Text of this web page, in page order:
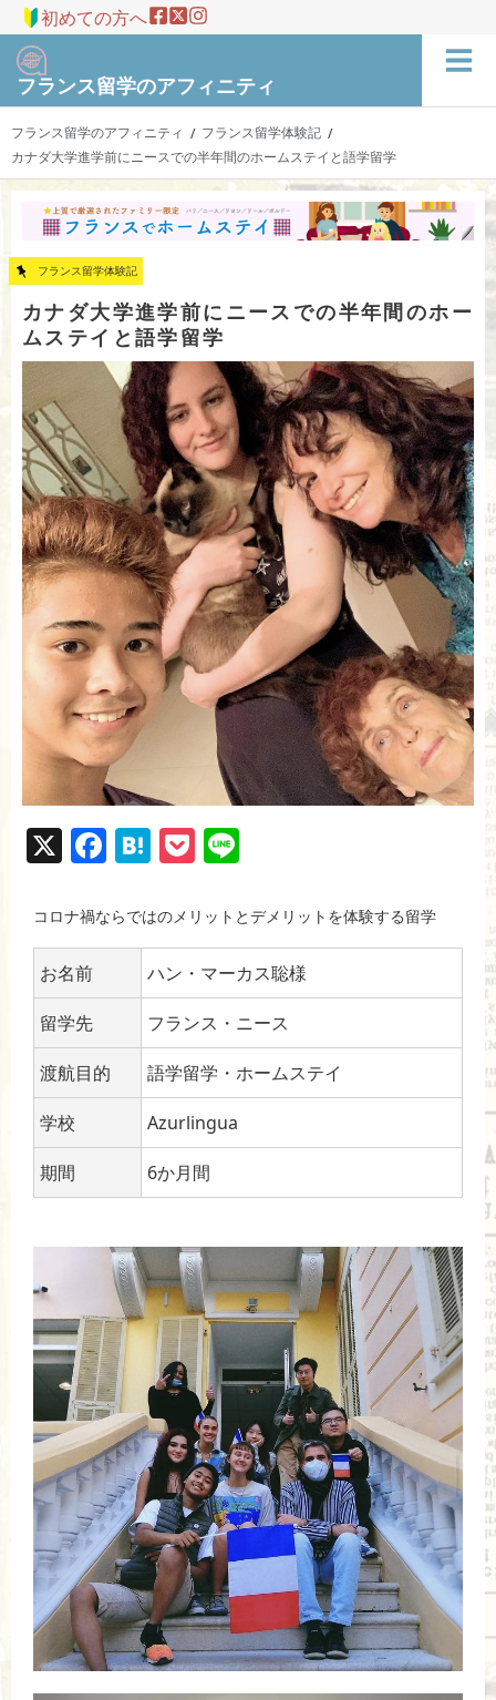
初めての方へ
フランス留学のアフィニティ
フランス留学のアフィニティ / フランス留学体験記 /
カナダ大学進学前にニースでの半年間のホームステイと語学留学
フランス留学体験記
カナダ大学進学前にニースでの半年間のホー
ムステイと語学留学
X F
a
c
e
b
o
k
H
at
e
n
a
P
o
ck
et
e
コロナ禍ならではのメリットとデメリットを体験する留学
お名前 ハン・マーカス聡様
留学先 フランス・ニース
渡航目的 語学留学・ホームステイ
学校 Azurlingua
期間 6か月間